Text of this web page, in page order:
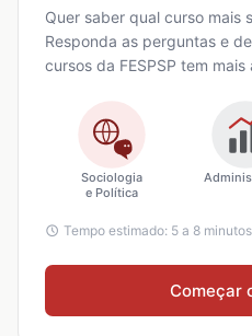
Quer saber qual curso mais
Responda as perguntas e
cursos da FESPSP tem
Sociologia
e Política
Tempo estimado: 5 a 8 minutos
Começar